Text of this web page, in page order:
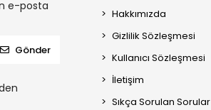
e-posta
Gönder
Hakkımızda
Gizlilik Sözleşmesi
Kullanıcı Sözleşmesi
İletişim
Sıkça Sorulan Sorular